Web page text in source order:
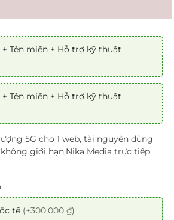
Tên miền + Hỗ trợ kỹ thuật
Tên miền + Hỗ trợ kỹ thuật
5G cho 1 web, tài nguyên dùng
giới hạn,Nika Media trực tiếp
tế (+300.000 ₫)